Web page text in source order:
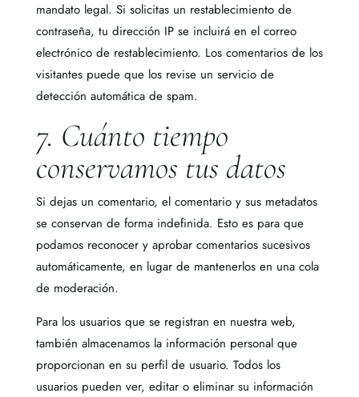
mandato legal. Si solicitas un restablecimiento de
contraseña, tu dirección IP se incluirá en el correo
electrónico de restablecimiento. Los comentarios de los
visitantes puede que los revise un servicio de
detección automática de spam.
7. Cuánto tiempo
conservamos tus datos
Si dejas un comentario, el comentario y sus metadatos
se conservan de forma indefinida. Esto es para que
podamos reconocer y aprobar comentarios sucesivos
automáticamente, en lugar de mantenerlos en una cola
de moderación.
Para los usuarios que se registran en nuestra web,
también almacenamos la información personal que
proporcionan en su perfil de usuario. Todos los
usuarios pueden ver, editar o eliminar su información